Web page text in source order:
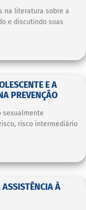
na literatura sobre a
e discutindo suas
E A
PREVENÇÃO
sexualmente
risco intermediário
ASSISTÊNCIA À